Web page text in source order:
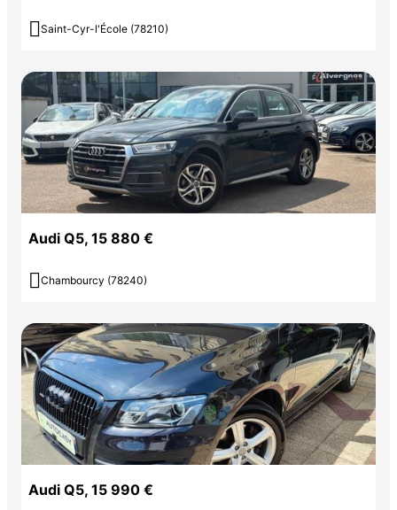
 Saint-Cyr-l'École (78210)
Audi Q5, 15 880 €
 Chambourcy (78240)
Audi Q5, 15 990 €